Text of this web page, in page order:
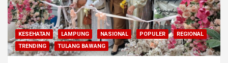
KESEHATAN LAMPUNG NASIONAL POPULER
REGIONAL
TRENDING
TULANG BAWANG